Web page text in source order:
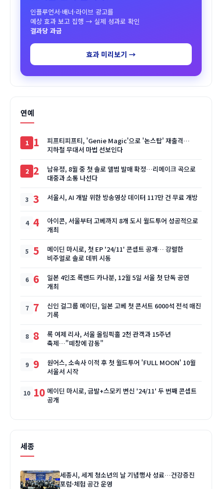
인플루언서·배너·라이브 광고를
예상 효과 보고 집행 → 실제 성과로 확인
결과당 과금
효과 미리보기 →
연예
1
피프티피프티, 'Genie Magic'으로 '논스탑' 재출격…
지하철 무대서 마법 선보인다
2
남유정, 8월 중 첫 솔로 앨범 발매 확정…리메이크 곡으로
대중과 소통 나선다
3 서울시, AI 개발 위한 방송영상 데이터 117만 건 무료 개방
4
아이콘, 서울부터 고베까지 8개 도시 월드투어 성공적으로
개최
5
메이딘 마시로, 첫 EP '24/11' 콘셉트 공개… 강렬한
비주얼로 솔로 데뷔 시동
6
일본 4인조 록밴드 카나분, 12월 5일 서울 첫 단독 공연
개최
7
신인 걸그룹 메이딘, 일본 고베 첫 콘서트 6000석 전석 매진
기록
8
록 여제 리사, 서울 올림픽홀 2천 관객과 15주년
축제…"떼창에 감동"
9
원어스, 소속사 이적 후 첫 월드투어 'FULL MOON' 10월
서울서 시작
10 메이딘 마시로, 금발+스모키 변신 '24/11' 두 번째 콘셉트
공개
세종
세종시, 세계 청소년의 날 기념행사 성료…건강증진
포럼·체험 공간 운영